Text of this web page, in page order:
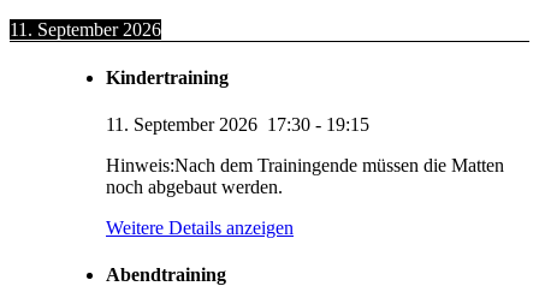
11. September 2026
Kindertraining
11. September 2026 17:30 - 19:15
Hinweis:Nach dem Trainingende müssen die Matten
noch abgebaut werden.
Weitere Details anzeigen
Abendtraining